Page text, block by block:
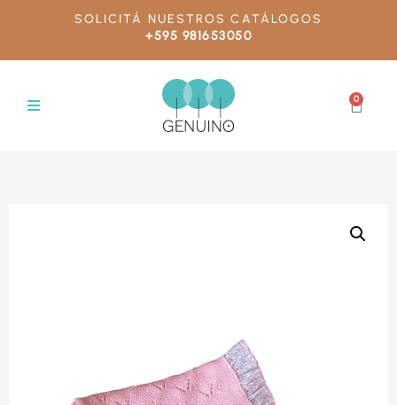
SOLICITÁ NUESTROS CATÁLOGOS
+595 981653050
0